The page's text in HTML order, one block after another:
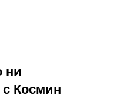
ни
Космин